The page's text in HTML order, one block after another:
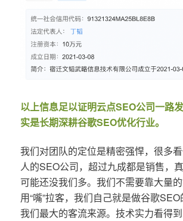
以上信息足以证明云点SEO公司一路
实是长期深耕谷歌SEO优化行业。
我们对团队的定位是精密强悍，很多
人的SEO公司，超过九成都是销售，
可能还没我们多。我们不需要靠大量
用“嘴”拉客，我们自己就是做谷歌
我们最大的客流来源。技术实力看得